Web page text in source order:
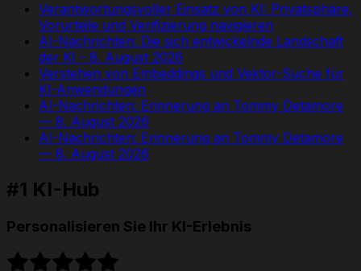
Verantwortungsvoller Einsatz von KI: Privatsphäre,
Vorurteile und Verifizierung navigieren
AI-Nachrichten: Die sich entwickelnde Landschaft
der KI - 8. August 2026
Verstehen von Embeddings und Vektor-Suche für
KI-Anwendungen
AI-Nachrichten: Erinnerung an Tommy Detamore
— 8. August 2026
AI-Nachrichten: Erinnerung an Tommy Detamore
— 8. August 2026
#1 KI-Hub
Personalisieren Sie Ihr KI-Erlebnis